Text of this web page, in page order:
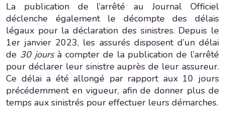
La publication de l’arrêté au Journal Officiel
déclenche également le décompte des délais
légaux pour la déclaration des sinistres. Depuis le
1er janvier 2023, les assurés disposent d’un délai
de 30 joursà compter de la publication de l’arrêté
pour déclarer leur sinistre auprès de leur assureur.
Ce délai a été allongé par rapport aux 10 jours
précédemment en vigueur, afin de donner plus de
temps aux sinistrés pour effectuer leurs démarches.